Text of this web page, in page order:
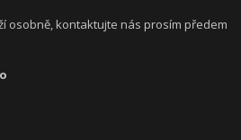
osobně, kontaktujte nás prosím předem